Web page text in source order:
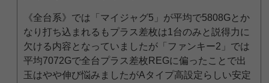
《全台系》では「マイジャグ5」が平均で5808Gとか
なり打ち込まれるもプラス差枚は1台のみと説得力に
欠ける内容となっていましたが「ファンキー2」では
平均7072Gで全台プラス差枚REGに偏ったことで出
玉はやや伸び悩みましたがAタイプ高設定らしい安定